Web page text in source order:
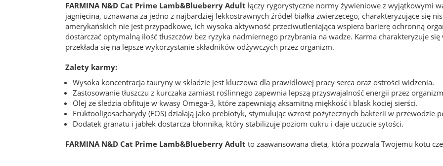
FARMINA N&D Cat Prime Lamb&Blueberry Adult łączy rygorystyczne normy żywieniowe z wyjątkowymi
jagnięcina, uznawana za jedno z najbardziej lekkostrawnych źródeł białka zwierzęcego, charakteryzujące się
amerykańskich nie jest przypadkowe, ich wysoka aktywność przeciwutleniająca wspiera barierę ochronną
dostarczać optymalną ilość tłuszczów bez ryzyka nadmiernego przybrania na wadze. Karma charakteryzuje
przekłada się na lepsze wykorzystanie składników odżywczych przez organizm.
Zalety karmy:
Wysoka koncentracja tauryny w składzie jest kluczowa dla prawidłowej pracy serca oraz ostrości widzenia.
Zastosowanie tłuszczu z kurczaka zamiast roślinnego zapewnia lepszą przyswajalność energii przez
Olej ze śledzia obfituje w kwasy Omega-3, które zapewniają aksamitną miękkość i blask kociej sierści.
Fruktooligosacharydy (FOS) działają jako prebiotyk, stymulując wzrost pożytecznych bakterii w przewodzie
Dodatek granatu i jabłek dostarcza błonnika, który stabilizuje poziom cukru i daje uczucie sytości.
FARMINA N&D Cat Prime Lamb&Blueberry Adult to zaawansowana dieta, która pozwala Twojemu kotu